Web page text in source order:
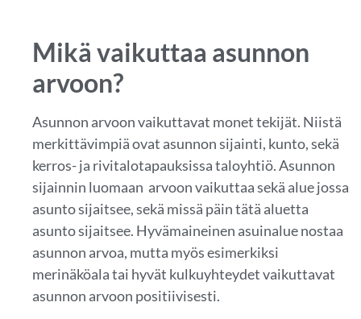
Mikä vaikuttaa asunnon
arvoon?
Asunnon arvoon vaikuttavat monet tekijät. Niistä
merkittävimpiä ovat asunnon sijainti, kunto, sekä
kerros- ja rivitalotapauksissa taloyhtiö. Asunnon
sijainnin luomaan arvoon vaikuttaa sekä alue jossa
asunto sijaitsee, sekä missä päin tätä aluetta
asunto sijaitsee. Hyvämaineinen asuinalue nostaa
asunnon arvoa, mutta myös esimerkiksi
merinäköala tai hyvät kulkuyhteydet vaikuttavat
asunnon arvoon positiivisesti.